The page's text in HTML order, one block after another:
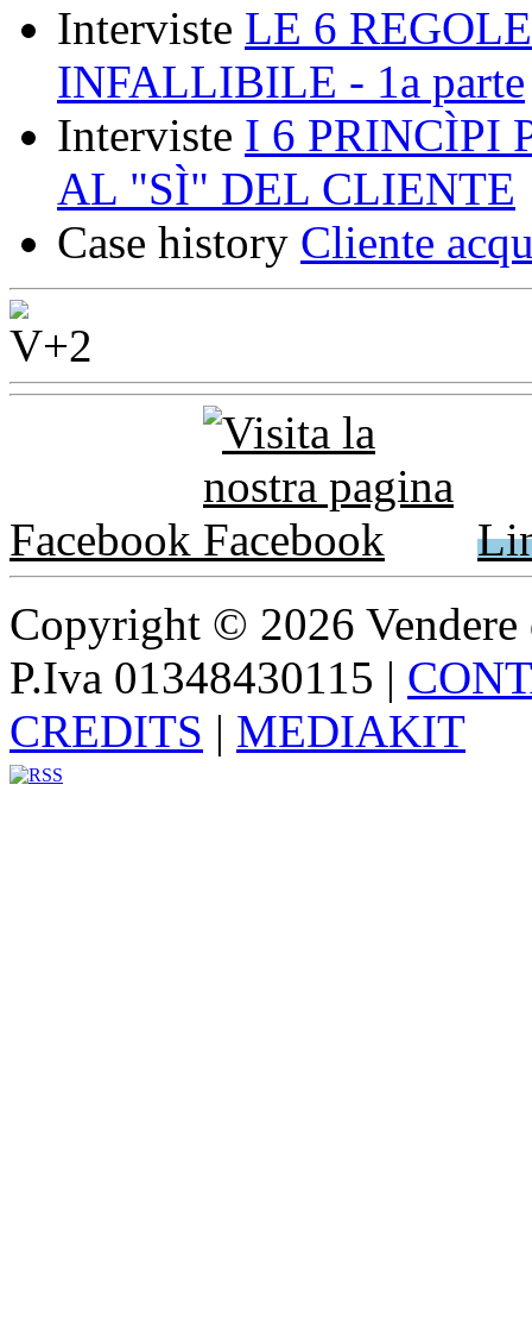
Interviste LE 6
INFALLIBILE - 1a parte
Interviste I 6 PRINCÌPI
AL "SÌ" DEL CLIENTE
Case history Cliente
Facebook
Copyright © 2026
P.Iva 01348430115 |
CREDITS | MEDIAKIT